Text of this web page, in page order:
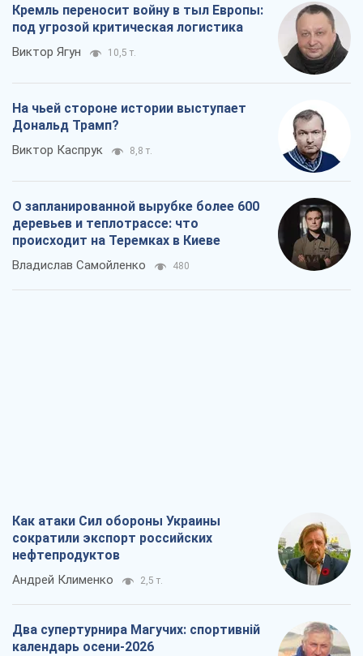
Кремль переносит войну в тыл Европы:
под угрозой критическая логистика
Виктор Ягун 10,5 т.
На чьей стороне истории выступает
Дональд Трамп?
Виктор Каспрук 8,8 т.
О запланированной вырубке более 600
деревьев и теплотрассе: что
происходит на Теремках в Киеве
Владислав Самойленко 480
Как атаки Сил обороны Украины
сократили экспорт российских
нефтепродуктов
Андрей Клименко 2,5 т.
Два супертурнира Магучих: спортивній
календарь осени-2026